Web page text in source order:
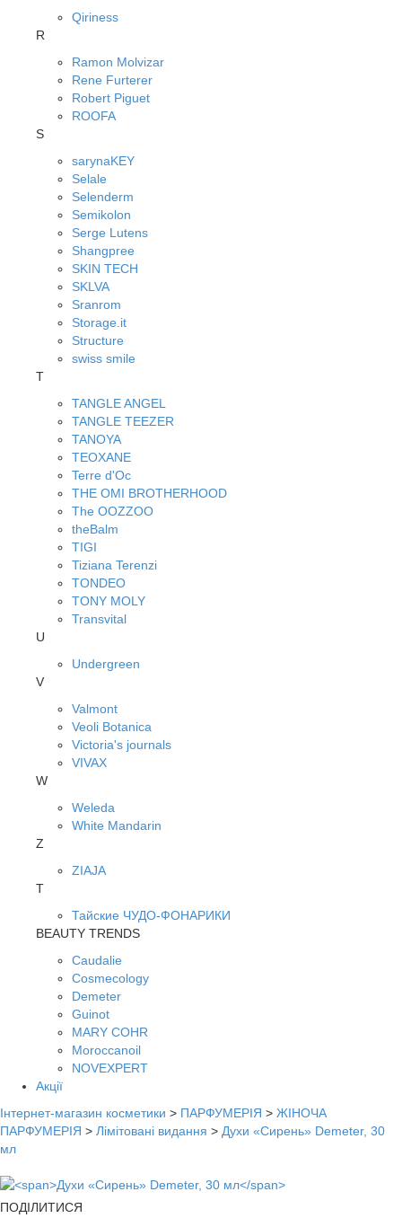
Qiriness
R
Ramon Molvizar
Rene Furterer
Robert Piguet
ROOFA
S
sarynaKEY
Selale
Selenderm
Semikolon
Serge Lutens
Shangpree
SKIN TECH
SKLVA
Sranrom
Storage.it
Structure
swiss smile
T
TANGLE ANGEL
TANGLE TEEZER
TANOYA
TEOXANE
Terre d'Oc
THE OMI BROTHERHOOD
The OOZZOO
theBalm
TIGI
Tiziana Terenzi
TONDEO
TONY MOLY
Transvital
U
Undergreen
V
Valmont
Veoli Botanica
Victoria's journals
VIVAX
W
Weleda
White Mandarin
Z
ZIAJA
Т
Тайские ЧУДО-ФОНАРИКИ
BEAUTY TRENDS
Caudalie
Cosmecology
Demeter
Guinot
MARY COHR
Moroccanoil
NOVEXPERT
Акції
Інтернет-магазин косметики > ПАРФУМЕРІЯ > ЖІНОЧА
ПАРФУМЕРІЯ > Лімітовані видання > Духи «Сирень» Demeter, 30
мл
ПОДІЛИТИСЯ